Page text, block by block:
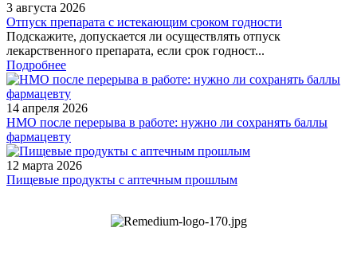
3 августа 2026
Отпуск препарата с истекающим сроком годности
Подскажите, допускается ли осуществлять отпуск
лекарственного препарата, если срок годност...
Подробнее
14 апреля 2026
НМО после перерыва в работе: нужно ли сохранять баллы
фармацевту
12 марта 2026
Пищевые продукты с аптечным прошлым